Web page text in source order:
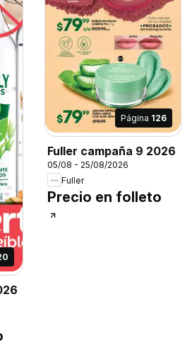
Página 126
Fuller campaña 9 2026
05/08 - 25/08/2026
Fuller
Precio en folleto